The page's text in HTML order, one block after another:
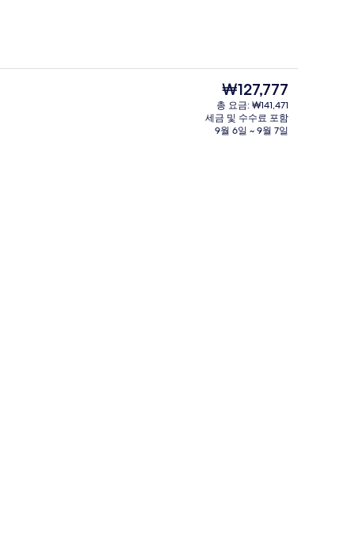
클럽 스위트, 침실 1개 | 미니바, 객실
현
재
가
격
₩127,777
총 요금: ₩141,471
세금 및 수수료 포함
9월 6일 ~ 9월 7일